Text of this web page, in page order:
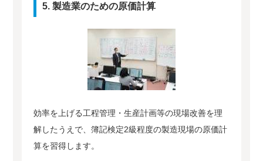
5. 製造業のための原価計算
効率を上げる工程管理・生産計画等の現場改善を理
解したうえで、簿記検定2級程度の製造現場の原価計
算を習得します。